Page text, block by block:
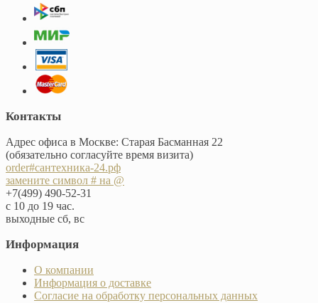
Контакты
Адрес офиса в Москве: Старая Басманная 22
(обязательно согласуйте время визита)
order#сантехника-24.рф
замените символ # на @
+7(499) 490-52-31
с 10 до 19 час.
выходные сб, вс
Информация
О компании
Информация о доставке
Согласие на обработку персональных данных